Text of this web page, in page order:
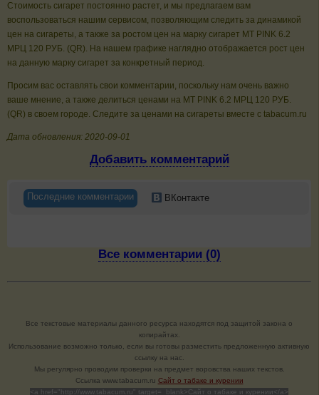
Стоимость сигарет постоянно растет, и мы предлагаем вам
воспользоваться нашим сервисом, позволяющим следить за динамикой
цен на сигареты, а также за ростом цен на марку сигарет MT PINK 6.2
МРЦ 120 РУБ. (QR). На нашем графике наглядно отображается рост цен
на данную марку сигарет за конкретный период.
Просим вас оставлять свои комментарии, поскольку нам очень важно
ваше мнение, а также делиться ценами на MT PINK 6.2 МРЦ 120 РУБ.
(QR) в своем городе. Следите за ценами на сигареты вместе с tabacum.ru
Дата обновления: 2020-09-01
Добавить комментарий
Последние комментарии ВКонтакте
Все комментарии (0)
Все текстовые материалы данного ресурса находятся под защитой закона о
копирайтах.
Использование возможно только, если вы готовы разместить предложенную активную
ссылку на нас.
Мы регулярно проводим проверки на предмет воровства наших текстов.
Cсылка www.tabacum.ru Сайт о табаке и курении
<a href="http://www.tabacum.ru" target=_blank>Сайт о табаке и курении</a>